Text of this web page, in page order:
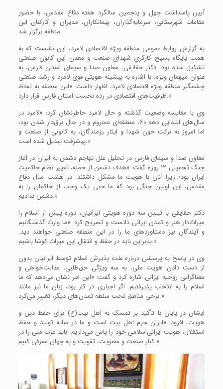
آیین پاسداشت چهل و پنجمین سالگرد هفته دفاع مقدس، با حضور
مقامات شهرستانی، سرمایه‌گذاران، پیمانکاران، مدیران و کارکنان این
منطقه برگزار شد.
به گزارش روابط عمومی منطقه ویژه اقتصادی لامرد، این نشست که به
همت پایگاه بسیج کارگری شهدای صنعت و معدن این کانون صنعتی
تشکیل شده بود، دکتر حقایقی، معاون صدا و سیمای استان فارس، به
عنوان میهمان ویژه، با اشاره به پیشینه هویتی قوی لامرد و رشد صنعتی
چشمگیر منطقه ویژه اقتصادی لامرد، اظهار داشت: «این منطقه به لحاظ
ظرفیت‌های اقتصادی در رده نخست استان فارس قرار دارد.»
وی با مقایسه وضعیت گذشته و حال لامرد خاطرنشان کرد: «لامرد در
سال‌های ابتدایی دهه ۶۰، منطقه‌ای محروم و در حال برق‌دار شدن بود،
اما امروز به برکت خون شهدا و ایثار رزمندگان، به کانونی از صنعت و
پیشرفت تبدیل شده است.»
معاون صدا و سیمای فارس در تحلیل علل تهاجم دشمن به ایران در آغاز
جنگ تحمیلی ۱۲ روزه گفت: «هدف دشمن از حمله، تغییر نظام حاکمیت
ایران بود؛ زیرا آنان با هویت ما مشکل داشتند. در هشت سال دفاع
مقدس، این اولین جنگی بود که ما حتی یک وجب از خاکمان را به
دشمن ندادیم.»
دکتر حقایقی با تبیین سه دوره هویتی ایرانیان، دوره پیش از اسلام را
میراث‌دار هنر و تمدن ایرانی دانست و تصریح کرد: «ما وارث گذشتگانیم
و آیندگان نیز دستاوردهای ما را در این منطقه صنعتی خواهند دید.
بنابراین باید در حفظ و انتقال این میراث کوشا باشیم.»
وی در پاسخ به پرسشی درباره علت پذیرش اسلام توسط ایرانیان بدون
از دست دادن هویت ملی، به سه ویژگی حق‌طلبی، عدالت‌خواهی و
معناگرایی روحیه ایرانی اشاره کرد و گفت: «این امر نشان می‌دهد که ما
اسلام را به انتخاب پذیرفتیم. اگر اجباری در کار بود، زبان ما نیز مانند
برخی مناطق تحت سلطه تمدن‌های دیگر، تغییر می‌کرد.»
ایشان در پایان با تأکید بر تمسک به اهل بیت(ع) برای حفظ دین و
هویت، افزود: «ایران حرم اهل بیت است و ما در سایه تولید و حفظ
استقلال، هویت ایرانی‌اسلامی خود را پاس می‌داریم. باید عزت ملی را در
کنار صنعت و معنویت، تقویت و به جهان معرفی کنیم.»